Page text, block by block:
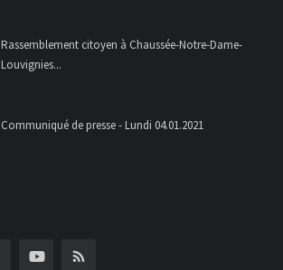
Rassemblement citoyen à Chaussée-Notre-Dame-
Louvignies...
Communiqué de presse - Lundi 04.01.2021